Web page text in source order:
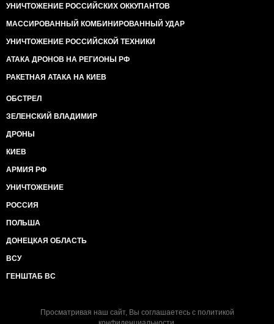
УНИЧТОЖЕНИЕ РОССИЙСКИХ ОККУПАНТОВ
МАССИРОВАННЫЙ КОМБИНИРОВАННЫЙ УДАР
УНИЧТОЖЕНИЕ РОССИЙСКОЙ ТЕХНИКИ
АТАКА ДРОНОВ НА РЕГИОНЫ РФ
РАКЕТНАЯ АТАКА НА КИЕВ
ОБСТРЕЛ
ЗЕЛЕНСКИЙ ВЛАДИМИР
ДРОНЫ
КИЕВ
АРМИЯ РФ
УНИЧТОЖЕНИЕ
РОССИЯ
ПОЛЬША
ДОНЕЦКАЯ ОБЛАСТЬ
ВСУ
ГЕНШТАБ ВС
Просматривая наш сайт, Вы соглашаетесь с политикой